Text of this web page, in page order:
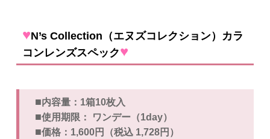
♥N’s Collection（エヌズコレクション）カラ
コンレンズスペック♥
■内容量：1箱10枚入
■使用期限： ワンデー（1day）
■価格：1,600円（税込 1,728円）